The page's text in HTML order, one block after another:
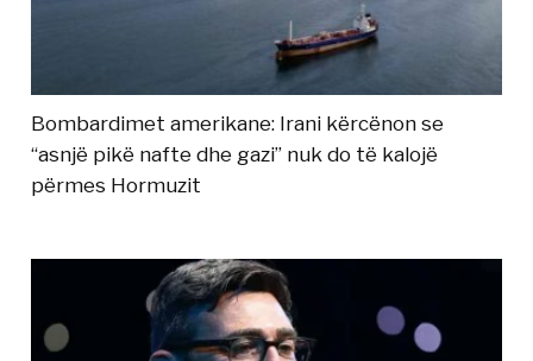
Bombardimet amerikane: Irani kërcënon se
“asnjë pikë nafte dhe gazi” nuk do të kalojë
përmes Hormuzit